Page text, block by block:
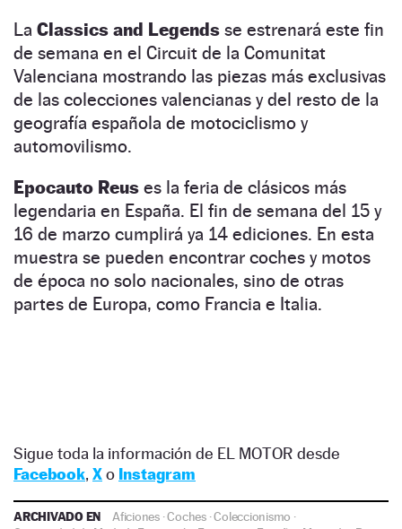
La Classics and Legends se estrenará este fin
de semana en el Circuit de la Comunitat
Valenciana mostrando las piezas más exclusivas
de las colecciones valencianas y del resto de la
geografía española de motociclismo y
automovilismo.
Epocauto Reus es la feria de clásicos más
legendaria en España. El fin de semana del 15 y
16 de marzo cumplirá ya 14 ediciones. En esta
muestra se pueden encontrar coches y motos
de época no solo nacionales, sino de otras
partes de Europa, como Francia e Italia.
Sigue toda la información de EL MOTOR desde
Facebook, Xo Instagram
ARCHIVADO EN Aficiones·Coches·Coleccionismo ·